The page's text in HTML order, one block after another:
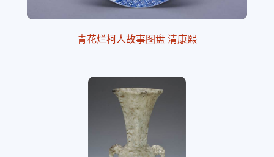
青花烂柯人故事图盘 清康熙